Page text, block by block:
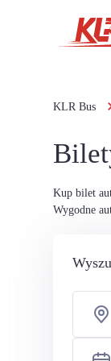
KLR Bus
Kup bilet
Wygodne